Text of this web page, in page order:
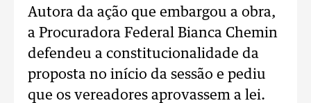
Autora da ação que embargou a obra,
a Procuradora Federal Bianca Chemin
defendeu a constitucionalidade da
proposta no início da sessão e pediu
que os vereadores aprovassem a lei.